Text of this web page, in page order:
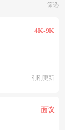
筛选
4K-9K
刚刚更新
面议